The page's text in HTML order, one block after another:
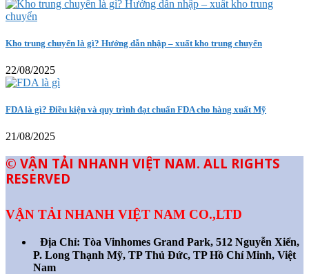
Kho trung chuyển là gì? Hướng dẫn nhập – xuất kho trung chuyển
22/08/2025
FDA là gì? Điều kiện và quy trình đạt chuẩn FDA cho hàng xuất Mỹ
21/08/2025
© VẬN TẢI NHANH VIỆT NAM. ALL RIGHTS
RESERVED
VẬN TẢI NHANH VIỆT NAM CO.,LTD
Địa Chỉ: Tòa Vinhomes Grand Park, 512 Nguyễn Xiển,
P. Long Thạnh Mỹ, TP Thủ Đức, TP Hồ Chí Minh, Việt
Nam